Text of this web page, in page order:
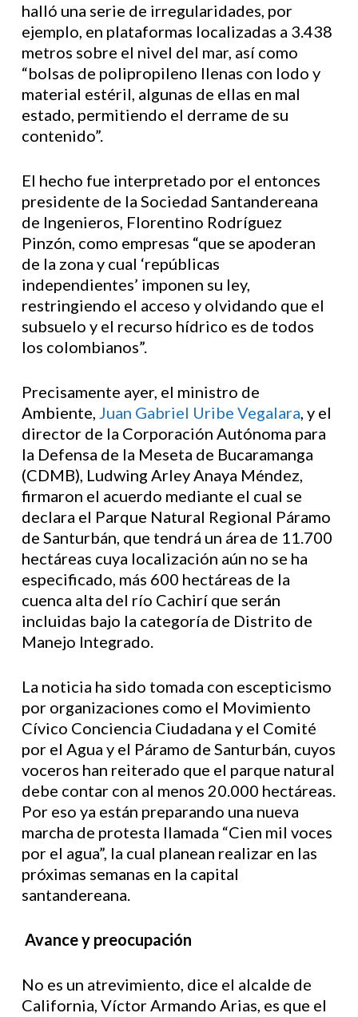
halló una serie de irregularidades, por
ejemplo, en plataformas localizadas a 3.438
metros sobre el nivel del mar, así como
“bolsas de polipropileno llenas con lodo y
material estéril, algunas de ellas en mal
estado, permitiendo el derrame de su
contenido”.
El hecho fue interpretado por el entonces
presidente de la Sociedad Santandereana
de Ingenieros, Florentino Rodríguez
Pinzón, como empresas “que se apoderan
de la zona y cual ‘repúblicas
independientes’ imponen su ley,
restringiendo el acceso y olvidando que el
subsuelo y el recurso hídrico es de todos
los colombianos”.
Precisamente ayer, el ministro de
Ambiente, Juan Gabriel Uribe Vegalara, y el
director de la Corporación Autónoma para
la Defensa de la Meseta de Bucaramanga
(CDMB), Ludwing Arley Anaya Méndez,
firmaron el acuerdo mediante el cual se
declara el Parque Natural Regional Páramo
de Santurbán, que tendrá un área de 11.700
hectáreas cuya localización aún no se ha
especificado, más 600 hectáreas de la
cuenca alta del río Cachirí que serán
incluidas bajo la categoría de Distrito de
Manejo Integrado.
La noticia ha sido tomada con escepticismo
por organizaciones como el Movimiento
Cívico Conciencia Ciudadana y el Comité
por el Agua y el Páramo de Santurbán, cuyos
voceros han reiterado que el parque natural
debe contar con al menos 20.000 hectáreas.
Por eso ya están preparando una nueva
marcha de protesta llamada “Cien mil voces
por el agua”, la cual planean realizar en las
próximas semanas en la capital
santandereana.
Avance y preocupación
No es un atrevimiento, dice el alcalde de
California, Víctor Armando Arias, es que el